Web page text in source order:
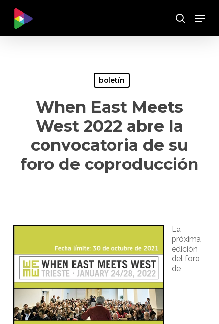
main
Buscar
Menu
boletín
When East Meets
West 2022 abre la
convocatoria de su
foro de coproducción
La
próxima
edición
del foro
de